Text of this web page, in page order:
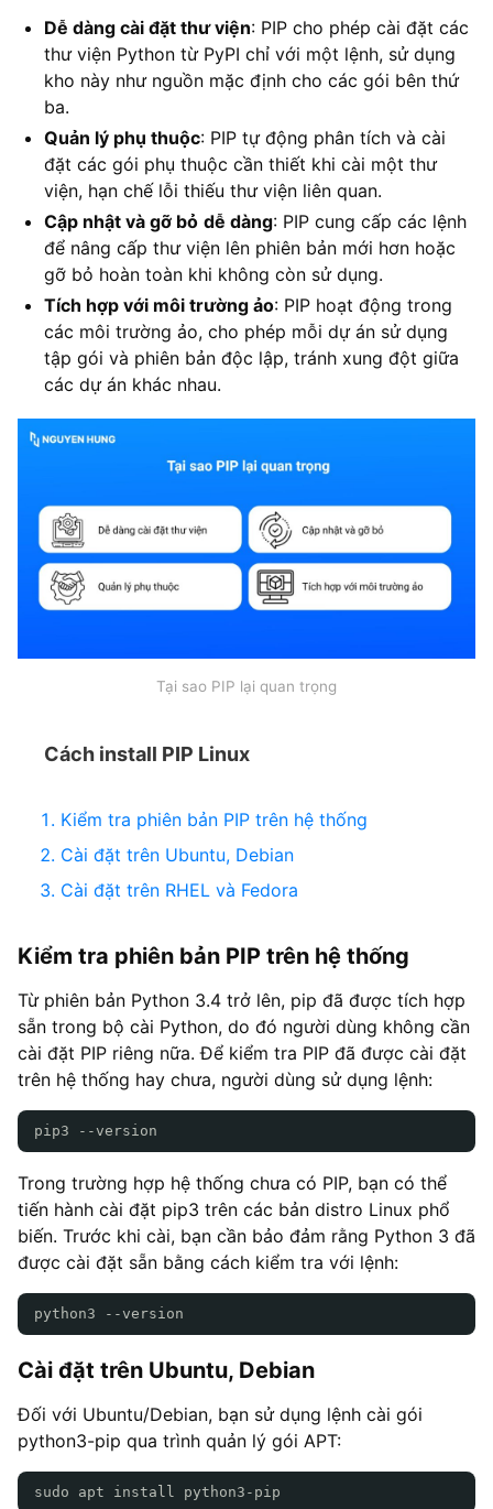
Dễ dàng cài đặt thư viện: PIP cho phép cài đặt các
thư viện Python từ PyPI chỉ với một lệnh, sử dụng
kho này như nguồn mặc định cho các gói bên thứ
ba.​
Quản lý phụ thuộc: PIP tự động phân tích và cài
đặt các gói phụ thuộc cần thiết khi cài một thư
viện, hạn chế lỗi thiếu thư viện liên quan.​
Cập nhật và gỡ bỏ dễ dàng: PIP cung cấp các lệnh
để nâng cấp thư viện lên phiên bản mới hơn hoặc
gỡ bỏ hoàn toàn khi không còn sử dụng.​
Tích hợp với môi trường ảo: PIP hoạt động trong
các môi trường ảo, cho phép mỗi dự án sử dụng
tập gói và phiên bản độc lập, tránh xung đột giữa
các dự án khác nhau.​
Tại sao PIP lại quan trọng
Cách install PIP Linux
Kiểm tra phiên bản PIP trên hệ thống
Cài đặt trên Ubuntu, Debian
Cài đặt trên RHEL và Fedora
Kiểm tra phiên bản PIP trên hệ thống
Từ phiên bản Python 3.4 trở lên, pip đã được tích hợp
sẵn trong bộ cài Python, do đó người dùng không cần
cài đặt PIP riêng nữa. Để kiểm tra PIP đã được cài đặt
trên hệ thống hay chưa, người dùng sử dụng lệnh:
pip3 --version
Trong trường hợp hệ thống chưa có PIP, bạn có thể
tiến hành cài đặt pip3 trên các bản distro Linux phổ
biến. Trước khi cài, bạn cần bảo đảm rằng Python 3 đã
được cài đặt sẵn bằng cách kiểm tra với lệnh:
python3 --version
Cài đặt trên Ubuntu, Debian
Đối với Ubuntu/Debian, bạn sử dụng lệnh cài gói
python3-pip qua trình quản lý gói APT:
sudo apt install python3-pip